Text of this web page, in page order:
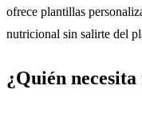
ofrece plantillas
nutricional sin salirte del
¿Quién